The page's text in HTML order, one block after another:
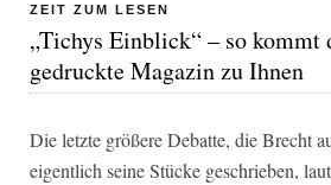
ZEIT ZUM LESEN
„Tichys Einblick“ – so kommt
gedruckte Magazin zu Ihnen
Die letzte größere Debatte, die Brecht
eigentlich seine Stücke geschrieben,